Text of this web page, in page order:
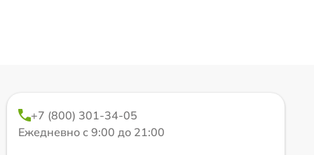
+7 (800) 301-34-05
Ежедневно с 9:00 до 21:00